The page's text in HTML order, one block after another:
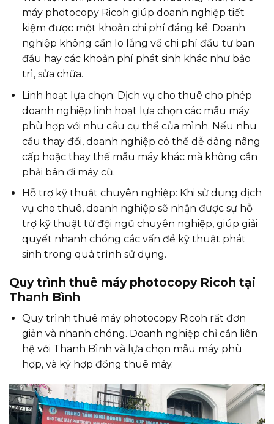
máy photocopy Ricoh giúp doanh nghiệp tiết
kiệm được một khoản chi phí đáng kể. Doanh
nghiệp không cần lo lắng về chi phí đầu tư ban
đầu hay các khoản phí phát sinh khác như bảo
trì, sửa chữa.
Linh hoạt lựa chọn: Dịch vụ cho thuê cho phép
doanh nghiệp linh hoạt lựa chọn các mẫu máy
phù hợp với nhu cầu cụ thể của mình. Nếu nhu
cầu thay đổi, doanh nghiệp có thể dễ dàng nâng
cấp hoặc thay thế mẫu máy khác mà không cần
phải bán đi máy cũ.
Hỗ trợ kỹ thuật chuyên nghiệp: Khi sử dụng dịch
vụ cho thuê, doanh nghiệp sẽ nhận được sự hỗ
trợ kỹ thuật từ đội ngũ chuyên nghiệp, giúp giải
quyết nhanh chóng các vấn đề kỹ thuật phát
sinh trong quá trình sử dụng.
Quy trình thuê máy photocopy Ricoh tại
Thanh Bình
Quy trình thuê máy photocopy Ricoh rất đơn
giản và nhanh chóng. Doanh nghiệp chỉ cần liên
hệ với Thanh Bình và lựa chọn mẫu máy phù
hợp, và ký hợp đồng thuê máy.